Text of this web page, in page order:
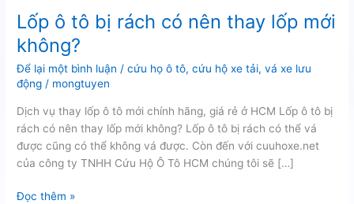
Lốp ô tô bị rách có nên thay lốp mới
không?
Để lại một bình luận /cứu họ ô tô,cứu hộ xe tải,vá xe lưu
động / mongtuyen
Dịch vụ thay lốp ô tô mới chính hãng, giá rẻ ở HCM Lốp ô tô bị
rách có nên thay lốp mới không? Lốp ô tô bị rách có thể vá
được cũng có thể không vá được. Còn đến với cuuhoxe.net
của công ty TNHH Cứu Hộ Ô Tô HCM chúng tôi sẽ […]
Lốp
Đọc thêm »